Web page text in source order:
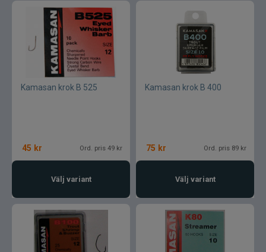
Kamasan krok B 525
45 kr Ord. pris 49 kr
Välj variant
Kamasan krok B 400
75 kr Ord. pris 89 kr
Välj variant